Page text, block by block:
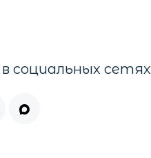
социальных сетях